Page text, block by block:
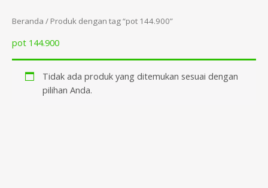
Beranda / Produk dengan tag “pot 144.900”
pot 144.900
Tidak ada produk yang ditemukan sesuai dengan
pilihan Anda.